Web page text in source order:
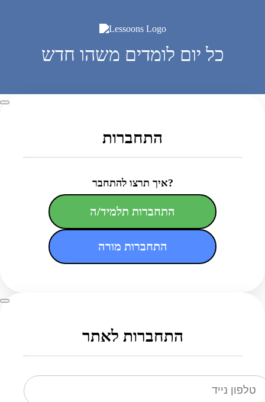
כל יום לומדים משהו חדש
התחברות
איך תרצו להתחבר?
התחברות תלמיד/ה
התחברות מורה
התחברות לאתר